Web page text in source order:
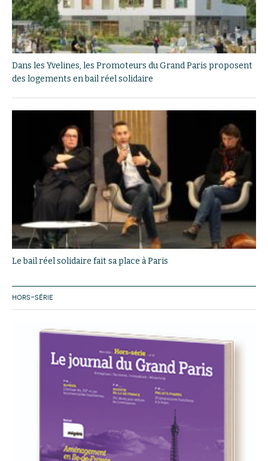
Dans les Yvelines, les Promoteurs du Grand Paris proposent
des logements en bail réel solidaire
Le bail réel solidaire fait sa place à Paris
HORS-SÉRIE